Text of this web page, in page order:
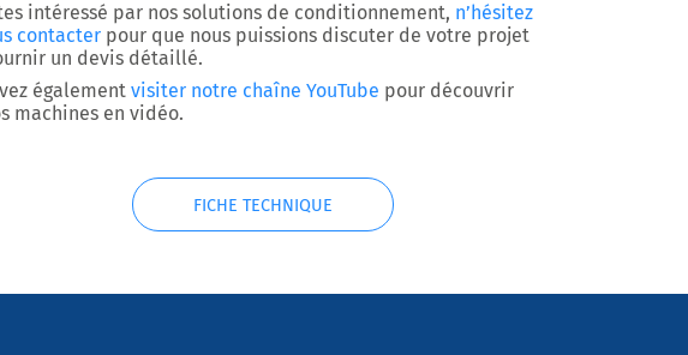
intéressé par nos solutions de conditionnement, n’hésitez
contacter pour que nous puissions discuter de votre projet
un devis détaillé.
également visiter notre chaîne YouTube pour découvrir
machines en vidéo.
FICHE TECHNIQUE